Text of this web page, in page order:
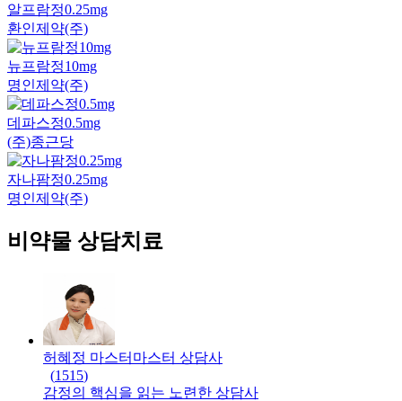
알프람정0.25mg
환인제약(주)
뉴프람정10mg
명인제약(주)
데파스정0.5mg
(주)종근당
자나팜정0.25mg
명인제약(주)
비약물 상담치료
허혜정 마스터 마스터 상담사
(1515)
감정의 핵심을 읽는 노련한 상담사